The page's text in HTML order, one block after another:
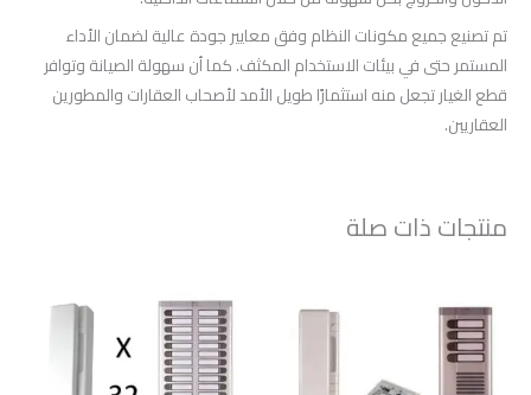
تم تصنيع جميع مكونات النظام وفق معايير جودة عالية لضمان الأداء
المستمر حتى في بيئات الاستخدام المكثف. كما أن سهولة الصيانة وتوافر
قطع الغيار تجعل منه استثمارًا طويل الأمد لأصحاب العقارات والمطورين
العقاريين.
منتجات ذات صلة